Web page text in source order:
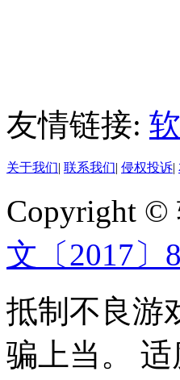
友情链接:
关于我们| 联系我们| 侵权投诉|
Copyright
文〔2017〕
抵制不良游
骗上当。